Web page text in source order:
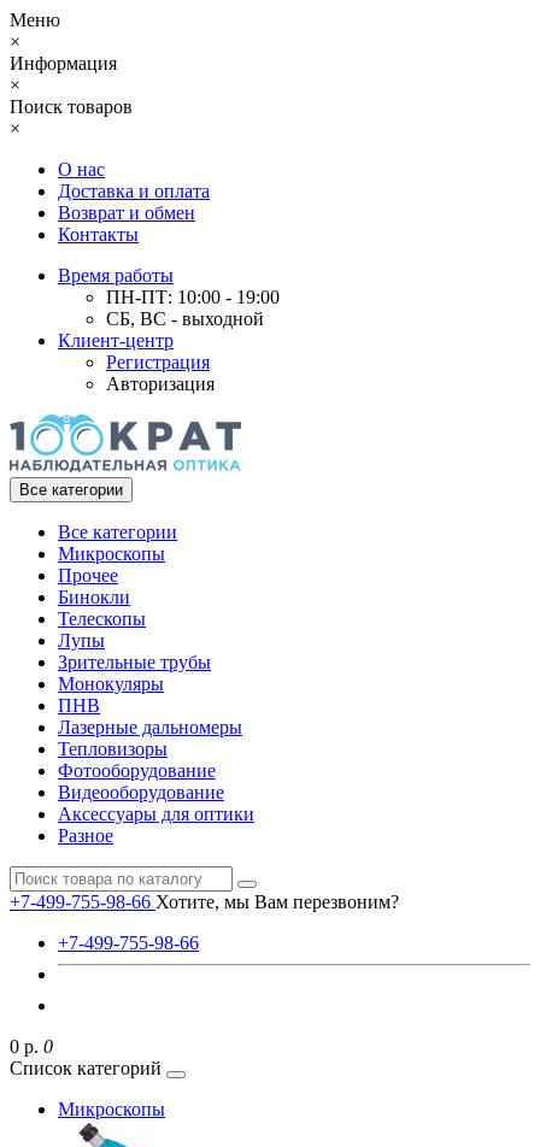
Меню
×
Информация
×
Поиск товаров
×
О нас
Доставка и оплата
Возврат и обмен
Контакты
Время работы
ПН-ПТ: 10:00 - 19:00
СБ, ВС - выходной
Клиент-центр
Регистрация
Авторизация
Все категории
Все категории
Микроскопы
Прочее
Бинокли
Телескопы
Лупы
Зрительные трубы
Монокуляры
ПНВ
Лазерные дальномеры
Тепловизоры
Фотооборудование
Видеооборудование
Аксессуары для оптики
Разное
+7-499-755-98-66 Хотите, мы Вам перезвоним?
+7-499-755-98-66
0 р. 0
Список категорий
Микроскопы